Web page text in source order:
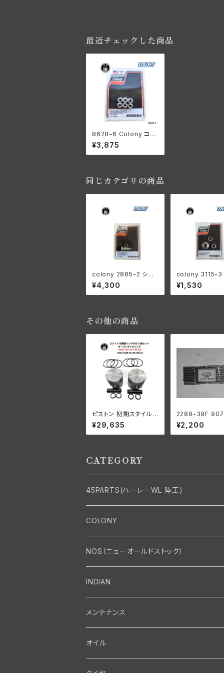
最近チェックした商品
8628-6 Colony コロ
ニー スロット付き 1/4-
24 スレッド ナット ハー
レーダビッドソン JD D
キ
¥3,875
同じカテゴリの商品
colony 2865-2 シフ
ターレバースタッド ハー
レー 1916-1936オー
ルモデル 1936 61” 以
¥4,300
colony 3115-
ドランプ マウン
グキット ハーレ
リンガーモデル
¥1,530
その他の商品
ピストン 初期スタイルリ
ング付き 2 個セット オ
ープン オイル リング +
070" OS 1932-52年
¥29,635
2289-39F
ンターシャフト
ーラー 1ギアボ
.0004オーバー
¥2,200
CATEGORY
45PARTS(ハーレーWL 陸王)
エンジン
エンジン・シリンダーヘッド
バルブ・タペット関係
マフラー・インテーク・キャブレター
マフラー関係
インテーク・キャブレター関係
エレクトリカル
ジェネレーター関係
ディストリビューター関係
駆動系
ドライブチェーン関係
スプロケット・ベルトドライブキット
フロントフォーク・フレーム
フロントフォーク関係
COLONY
Bolt・Nut
Nut
Screw
Front End・Rear End
Wheel-Brake
Fork-Shockabsorber
Motor
Motor
Carbrator
Transmission・Primary
Transmission-Shifter
NOS（ニューオールドストック）
INDIAN
メンテナンス
オイル